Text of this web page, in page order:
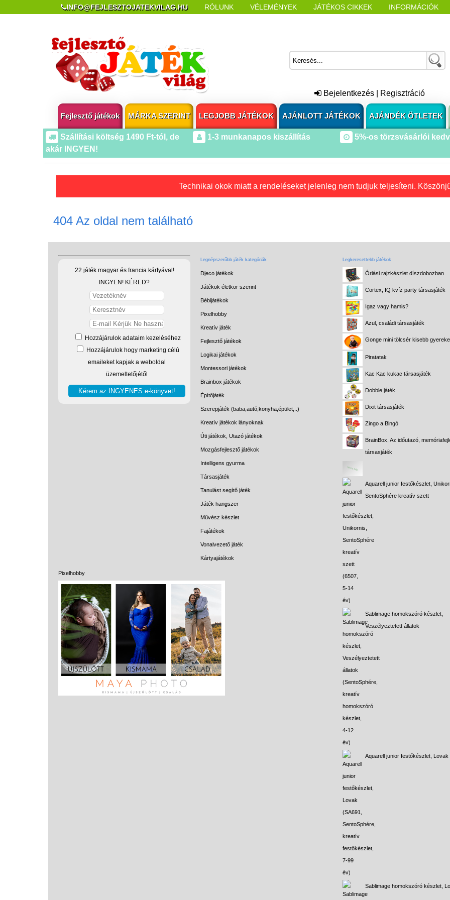
INFO@FEJLESZTOJATEKVILAG.HU RÓLUNK VÉLEMÉNYEK JÁTÉKOS CIKKEK INFORMÁCIÓK
Bejelentkezés Regisztráció
Fejlesztő játékok MÁRKA SZERINT LEGJOBB JÁTÉKOK AJÁNLOTT JÁTÉKOK AJÁNDÉK ÖTLETEK
Szállítási költség 1490 Ft-tól, de
akár INGYEN!
1-3 munkanapos kiszállítás 5%-os törzsvásárlói
Technikai okok miatt a rendeléseket jelenleg nem tudjuk teljesíteni.
404 Az oldal nem található
22 játék magyar és francia kártyával!
INGYEN! KÉRED?
Hozzájárulok adataim kezeléséhez
Hozzájárulok hogy marketing célú
emaileket kapjak a weboldal
üzemeltetőjétől
Pixelhobby
Legnépszerűbb játék kategóriák
Djeco játékok
Játékok életkor szerint
Bébijátékok
Pixelhobby
Kreatív játék
Fejlesztő játékok
Logikai játékok
Montessori játékok
Brainbox játékok
Építőjáték
Szerepjáték (baba,autó,konyha,épület,..)
Kreatív játékok lányoknak
Úti játékok, Utazó játékok
Mozgásfejlesztő játékok
Intelligens gyurma
Társasjáték
Tanulást segítő játék
Játék hangszer
Művész készlet
Fajátékok
Vonalvezető játék
Kártyajátékok
Legkeresettebb játékok
Óriási rajzkészlet díszdobozban
Cortex, IQ kvíz party társasjáték
Igaz vagy hamis?
Azul, családi társasjáték
Gonge mini tölcsér kisebb
Piratatak
Kac Kac kukac társasjáték
Dobble játék
Dixit társasjáték
Zingo a Bingó
BrainBox, Az időutazó,
társasjáték
Aquarell junior festőkészlet,
SentoSphére kreatív szett
Sablimage homokszóró készlet,
Veszélyeztetett állatok
Aquarell junior festőkészlet, Lovak
Sablimage homokszóró készlet,